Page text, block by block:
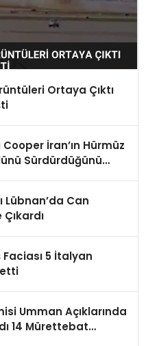
Ortaya Çıktı
İran’ın Hürmüz
Sürdürdüğünü
Lübnan’da Can
Çıkardı
Faciası 5 İtalyan
Umman Açıklarında
14 Mürettebat